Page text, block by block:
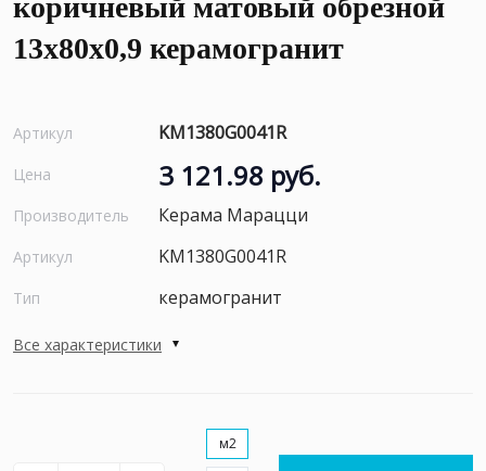
коричневый матовый обрезной
13x80x0,9 керамогранит
Артикул KM1380G0041R
Цена 3 121.98 руб.
Производитель Керама Марацци
Артикул KM1380G0041R
Тип керамогранит
Все характеристики
м2